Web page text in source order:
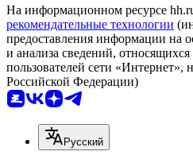
На информационном ресурсе
рекомендательные технологии
предоставления информации на
и анализа сведений,
пользователей сети «Интернет»,
Российской Федерации)
Русский